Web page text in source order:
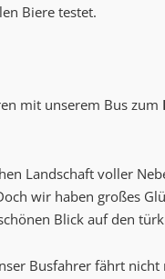
Biere testet.
mit unserem Bus zum
Landschaft voller
wir haben großes
Blick auf den
Busfahrer fährt